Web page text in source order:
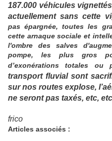
187.000 véhicules
actuellement sans cette
pas épargnée, toutes les
cette arnaque sociale et
l'ombre des salves
pompe, les plus gros
d’exonérations totales ou
transport fluvial sont
sur nos routes explose,
ne seront pas taxés, etc,
frico
Articles associés :